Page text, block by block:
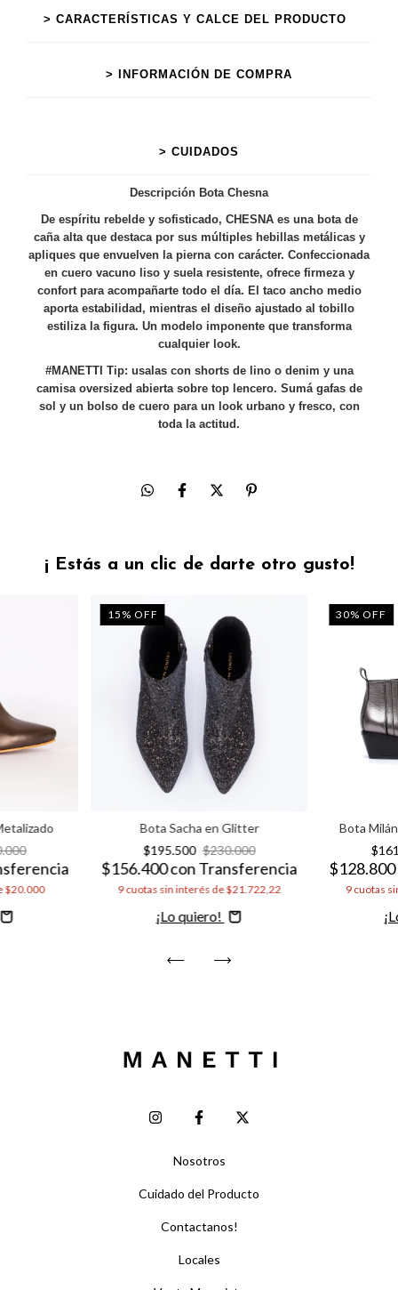
> CARACTERÍSTICAS Y CALCE DEL PRODUCTO
> INFORMACIÓN DE COMPRA
> CUIDADOS
Descripción Bota Chesna
De espíritu rebelde y sofisticado, CHESNA es una bota de
caña alta que destaca por sus múltiples hebillas metálicas y
apliques que envuelven la pierna con carácter. Confeccionada
en cuero vacuno liso y suela resistente, ofrece firmeza y
confort para acompañarte todo el día. El taco ancho medio
aporta estabilidad, mientras el diseño ajustado al tobillo
estiliza la figura. Un modelo imponente que transforma
cualquier look.
#MANETTI Tip: usalas con shorts de lino o denim y una
camisa oversized abierta sobre top lencero. Sumá gafas de
sol y un bolso de cuero para un look urbano y fresco, con
toda la actitud.
¡ Estás a un clic de darte otro gusto!
$20.000
15 % OFF
Bota Sacha en Glitter
$195.500 $230.000
$156.400conTransferencia
9 cuotas sin interés de$21.722,22
Comprar
30%OFF
Bota
$128.800
9 cuotas
Nosotros
Cuidado del Producto
Contactanos!
Locales